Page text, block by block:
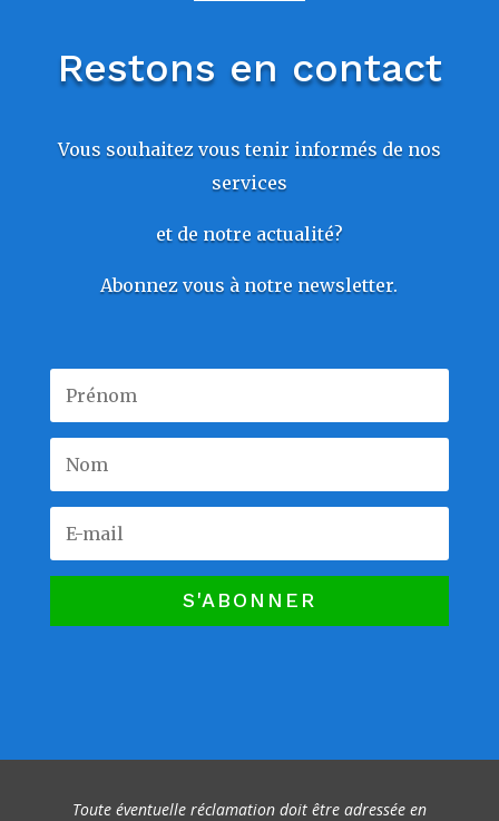
Restons en contact
Vous souhaitez vous tenir informés de nos
services
et de notre actualité?
Abonnez vous à notre newsletter.
S'ABONNER
Toute éventuelle réclamation doit être adressée en